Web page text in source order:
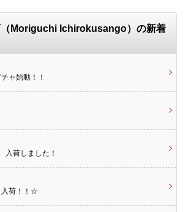
（Moriguchi Ichirokusango）の新着
ャ始動！！
荷しました！
荷！！☆